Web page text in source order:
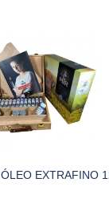
EXTRAFINO